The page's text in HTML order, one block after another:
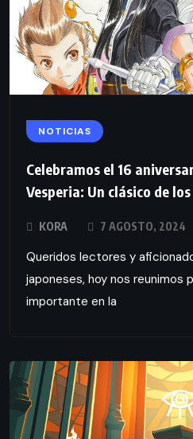
NOTICIAS
Celebramos el 16
Vesperia: Un clásico de los
KORA 7 AGOSTO, 2024
Queridos lectores y
japoneses, hoy nos reunimos
importante en la